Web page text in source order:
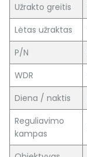
Užrakto greitis
Lėtas užraktas
P/N
WDR
Diena / naktis
Reguliavimo
kampas